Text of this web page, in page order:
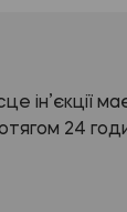
ін’єкції
24